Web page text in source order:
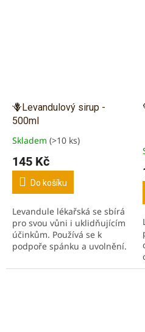
🪻Levandulový sirup -
500ml
Průměrné
produktu
5,0
5
hvězdiček.
Skladem (>10 ks)
145 Kč
Do košíku
Levandule lékařská se sbírá
pro svou vůni i uklidňujícím
účinkům. Používá se k
podpoře spánku a uvolnění.
aromat a...